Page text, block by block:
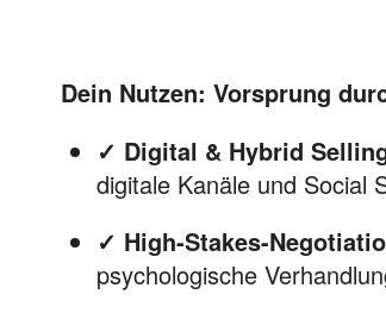
Dein Nutzen: Vorsprung
✓ Digital & Hybrid
digitale Kanäle und Social
✓ High-Stakes-
psychologische